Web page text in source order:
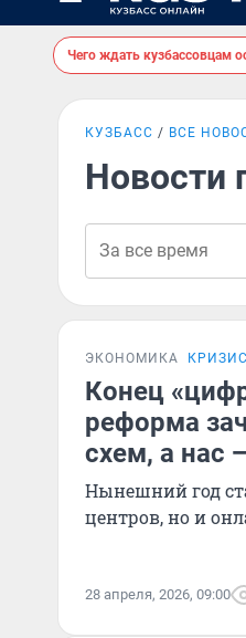
Чего ждать кузбассовцам
КУЗБАСС ВСЕ
Новости
ЭКОНОМИКА
Конец
реформа
схем, а нас
Нынешний год
центров, но и
28 апреля, 2026, 09:00